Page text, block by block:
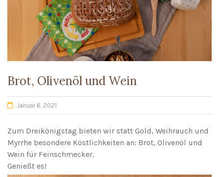
Brot, Olivenöl und Wein
Januar 6, 2021
Zum Dreikönigstag bieten wir statt Gold, Weihrauch und
Myrrhe besondere Köstlichkeiten an: Brot, Olivenöl und
Wein für Feinschmecker.
Genießt es!